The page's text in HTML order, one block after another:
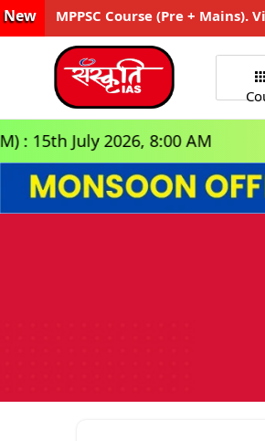
New MPPSC Course (Pre + Mains).
2026, 8:00 AM Hindi